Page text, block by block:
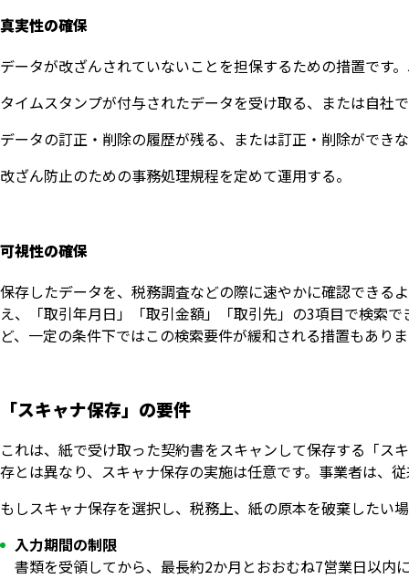
真実性の確保
データが改ざんされていないことを担保するための措置です
タイムスタンプが付与されたデータを受け取る、または自社
データの訂正・削除の履歴が残る、または訂正・削除ができ
改ざん防止のための事務処理規程を定めて運用する。
可視性の確保
保存したデータを、税務調査などの際に速やかに確認できる
え、「取引年月日」「取引金額」「取引先」の3項目で検索
ど、一定の条件下ではこの検索要件が緩和される措置もあり
「スキャナ保存」の要件
これは、紙で受け取った契約書をスキャンして保存する「ス
存とは異なり、スキャナ保存の実施は任意です。事業者は、
もしスキャナ保存を選択し、税務上、紙の原本を破棄したい
入力期間の制限
書類を受領してから、最長約2か月とおおむね7営業日以内